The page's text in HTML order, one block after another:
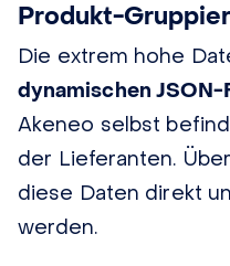
Produkt-
Die extrem hohe
dynamischen JSON-
Akeneo selbst
der Lieferanten.
diese Daten direkt
werden.